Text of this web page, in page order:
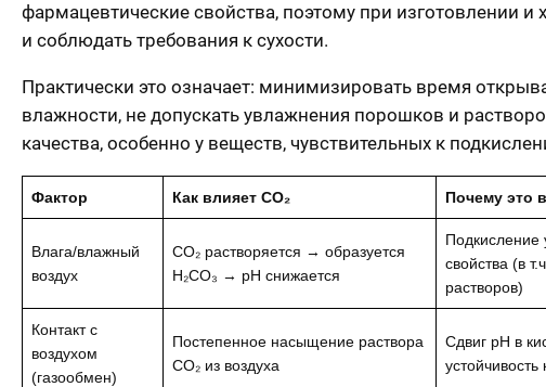
фармацевтические свойства, поэтому при изготовлении
и соблюдать требования к сухости.
Практически это означает: минимизировать время
влажности, не допускать увлажнения порошков и
качества, особенно у веществ, чувствительных к
Фактор Как влияет CO₂ Почему это
Влага/влажный
воздух
CO₂ растворяется → образуется
H₂CO₃ → pH снижается
Подкисление
свойства (в
растворов)
Контакт с
воздухом
(газообмен)
Постепенное насыщение раствора
CO₂ из воздуха
Сдвиг pH в
устойчивость